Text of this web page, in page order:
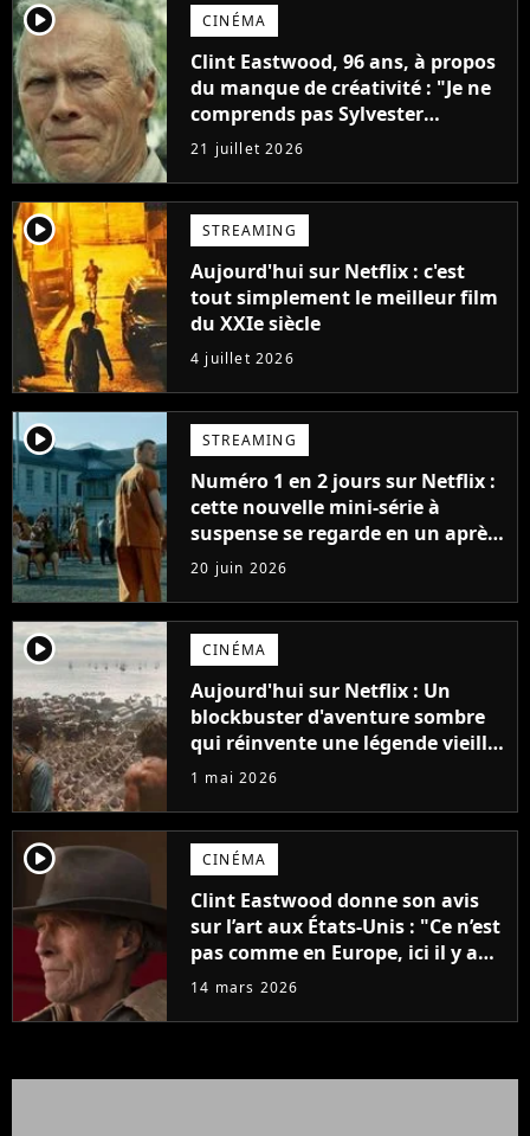
player2 CINÉMA
Clint Eastwood, 96 ans, à propos
du manque de créativité : "Je ne
comprends pas Sylvester
Stallone. J'ai l'impression qu'il ne
fait ça que pour l'argent"
21 juillet 2026
player2 STREAMING
Aujourd'hui sur Netflix : c'est
tout simplement le meilleur film
du XXIe siècle
4 juillet 2026
player2 STREAMING
Numéro 1 en 2 jours sur Netflix :
cette nouvelle mini-série à
suspense se regarde en un après-
midi
20 juin 2026
player2 CINÉMA
Aujourd'hui sur Netflix : Un
blockbuster d'aventure sombre
qui réinvente une légende vieille
de 114 ans
1 mai 2026
player2 CINÉMA
Clint Eastwood donne son avis
sur l’art aux États-Unis : "Ce n’est
pas comme en Europe, ici il y a
peu de formes d’art originales"
14 mars 2026